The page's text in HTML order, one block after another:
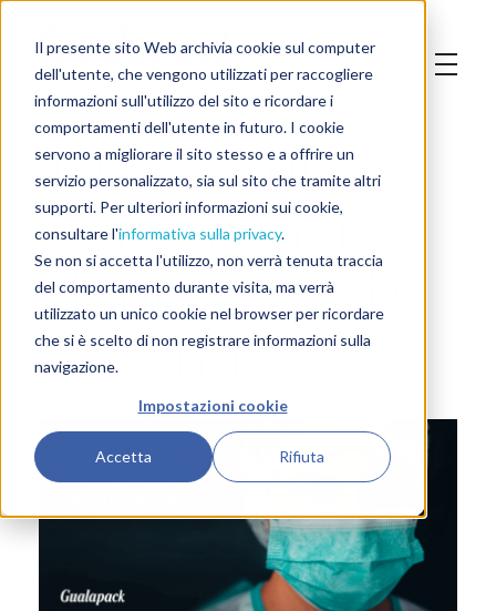
Il presente sito Web archivia cookie sul computer
dell'utente, che vengono utilizzati per raccogliere
informazioni sull'utilizzo del sito e ricordare i
comportamenti dell'utente in futuro. I cookie
servono a migliorare il sito stesso e a offrire un
servizio personalizzato, sia sul sito che tramite altri
supporti. Per ulteriori informazioni sui cookie,
consultare l'informativa sulla privacy.
Se non si accetta l'utilizzo, non verrà tenuta traccia
del comportamento durante visita, ma verrà
utilizzato un unico cookie nel browser per ricordare
che si è scelto di non registrare informazioni sulla
navigazione.
Impostazioni cookie
Accetta Rifiuta
Unwavering
commitment
during covid’s
second wave